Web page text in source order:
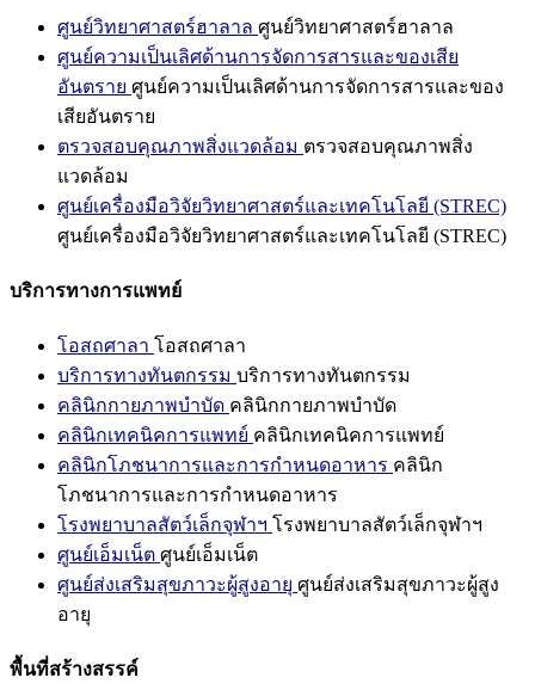
ศูนย์วิทยาศาสตร์ฮาลาล ศูนย์วิทยาศาสตร์ฮาลาล
ศูนย์ความเป็นเลิศด้านการจัดการสารและของเสีย
อันตราย ศูนย์ความเป็นเลิศด้านการจัดการสารและของ
เสียอันตราย
ตรวจสอบคุณภาพสิ่งแวดล้อม ตรวจสอบคุณภาพสิ่ง
แวดล้อม
ศูนย์เครื่องมือวิจัยวิทยาศาสตร์และเทคโนโลยี (STREC)
ศูนย์เครื่องมือวิจัยวิทยาศาสตร์และเทคโนโลยี (STREC)
บริการทางการแพทย์
โอสถศาลา โอสถศาลา
บริการทางทันตกรรม บริการทางทันตกรรม
คลินิกกายภาพบำบัด คลินิกกายภาพบำบัด
คลินิกเทคนิคการแพทย์ คลินิกเทคนิคการแพทย์
คลินิกโภชนาการและการกำหนดอาหาร คลินิก
โภชนาการและการกำหนดอาหาร
โรงพยาบาลสัตว์เล็กจุฬาฯ โรงพยาบาลสัตว์เล็กจุฬาฯ
ศูนย์เอ็มเน็ต ศูนย์เอ็มเน็ต
ศูนย์ส่งเสริมสุขภาวะผู้สูงอายุ ศูนย์ส่งเสริมสุขภาวะผู้สูง
อายุ
พื้นที่สร้างสรรค์